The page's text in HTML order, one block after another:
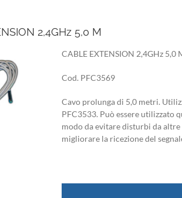
2,4GHz 5,0 M
CABLE EXTENSION 2,4GHz 5,0
Cod. PFC3569
Cavo prolunga di 5,0 metri.
PFC3533. Può essere utilizzato
modo da evitare disturbi da
migliorare la ricezione del